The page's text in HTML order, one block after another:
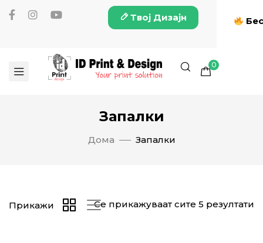
Твој Дизајн
0
Запалки
Дома Запалки
Се прикажуваат сите 5 резултати
Прикажи